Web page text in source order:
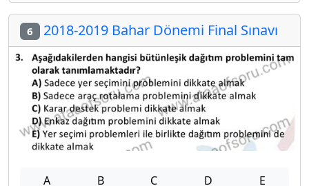
6 2018-2019 Bahar Dönemi Final Sınavı
A B C D E